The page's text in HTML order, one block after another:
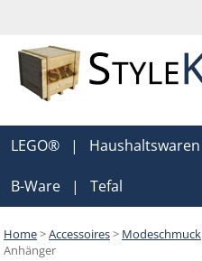
LEGO® | Haushaltswaren
B-Ware | Tefal
Home>Accessoires> Modeschmuck
Anhänger